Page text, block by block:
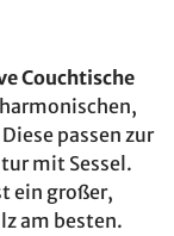
Couchtische
passen zur
mit Sessel.
ein großer,
am besten.